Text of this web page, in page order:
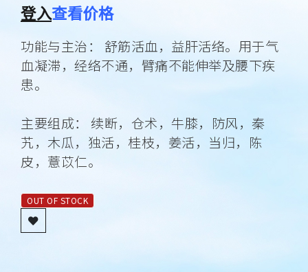
登入查看价格
功能与主治： 舒筋活血，益肝活络。用于气
血凝滞，经络不通，臂痛不能伸举及腰下疾
患。
主要组成： 续断，仓术，牛膝，防风，秦
艽，木瓜，独活，桂枝，姜活，当归，陈
皮，薏苡仁。
OUT OF STOCK